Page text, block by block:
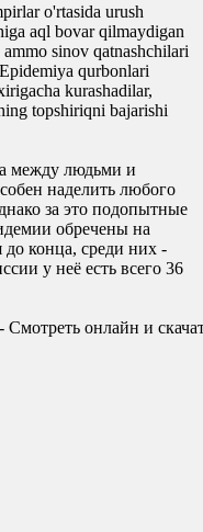
o'rtasida urush
aql bovar qilmaydigan
sinov qatnashchilari
qurbonlari
kurashadilar,
topshiriqni bajarishi
между людьми и
наделить любого
за это подопытные
обречены на
конца, среди них -
у неё есть всего 36
онлайн и